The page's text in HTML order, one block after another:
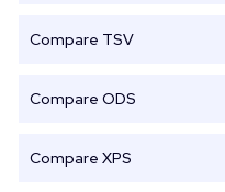
Compare TSV
Compare ODS
Compare XPS